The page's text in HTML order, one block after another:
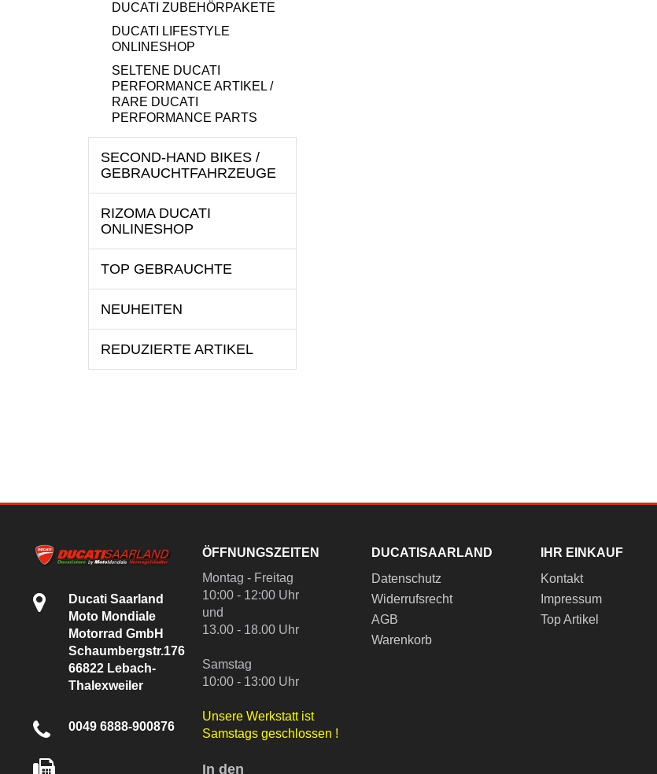
DUCATI ZUBEHÖRPAKETE
DUCATI LIFESTYLE
ONLINESHOP
SELTENE DUCATI
PERFORMANCE ARTIKEL /
RARE DUCATI
PERFORMANCE PARTS
SECOND-HAND BIKES /
GEBRAUCHTFAHRZEUGE
RIZOMA DUCATI
ONLINESHOP
TOP GEBRAUCHTE
NEUHEITEN
REDUZIERTE ARTIKEL
Ducati Saarland
Moto Mondiale
Motorrad GmbH
Schaumbergstr.176
66822 Lebach-
Thalexweiler
0049 6888-900876
ÖFFNUNGSZEITEN
Montag - Freitag
10:00 - 12:00 Uhr
und
13.00 - 18.00 Uhr
Samstag
10:00 - 13:00 Uhr
Unsere Werkstatt ist
Samstags geschlossen !
In den
DUCATISAARLAND
Datenschutz
Widerrufsrecht
AGB
Warenkorb
IHR EINKAUF
Kontakt
Impressum
Top Artikel